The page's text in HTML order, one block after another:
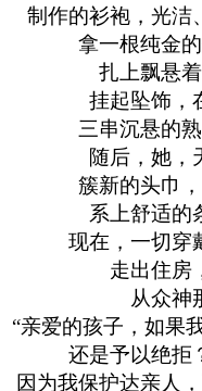
制作的衫袍，光洁
拿一根纯金
扎上飘悬
挂起坠饰，
三串沉悬的
随后，她，
簇新的头巾
系上舒适的
现在，一切穿
走出住房
从众神
“亲爱的孩子，如果
还是予以绝拒
因为我保护达亲人